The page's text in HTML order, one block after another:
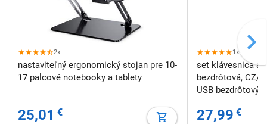
2x
nastaviteľný ergonomický stojan pre 10-
17 palcové notebooky a tablety
25,01 €
1x
set klávesnica a
bezdrôtová, CZ/
USB bezdrôtový
27,99 €